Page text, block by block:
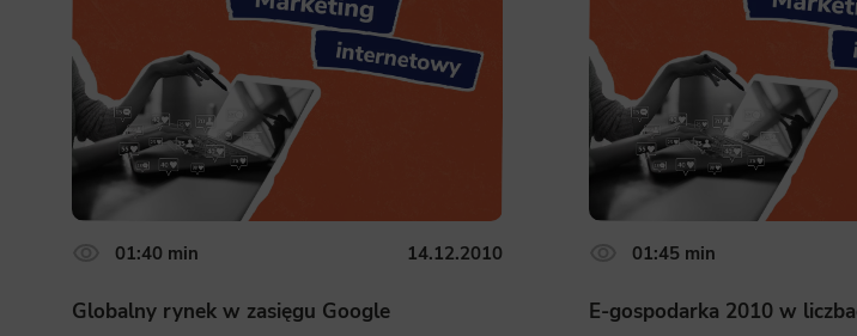
Necessary scripts and data stored on the end device contribute to the
access to basic functions such as site navigation and access to
displayed without this group.
This is data used to personalize your use of our website and to
example, we may use functional cookies to remember your language
easier for you to use the site.
01:40 min 14.12.2010
Globalny rynek w zasięgu Google
01:45 min
E-gospodarka 2010 w